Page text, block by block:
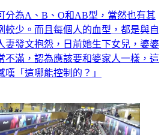
分為A、B、O和AB型，當然也有其
較少。而且每個人的血型，都是與自
妻發文抱怨，日前她生下女兒，婆婆
不滿，認為應該要和婆家人一樣，這
「這哪能控制的？」